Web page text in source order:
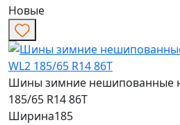
Новые
Шины зимние нешипованные
185/65 R14 86T
Ширина185